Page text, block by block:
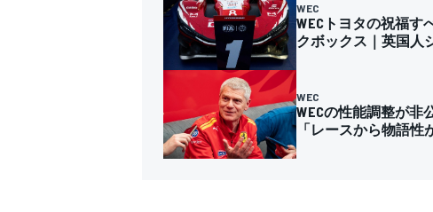
WEC
WECトヨタの祝福す
クボックス｜英国人
WEC
WECの性能調整が非
「レースから物語性